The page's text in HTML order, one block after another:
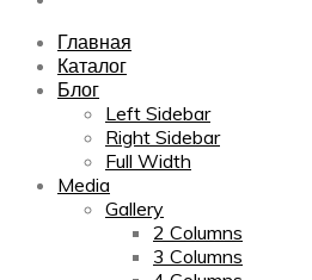
Главная
Каталог
Блог
Left Sidebar
Right Sidebar
Full Width
Media
Gallery
2 Columns
3 Columns